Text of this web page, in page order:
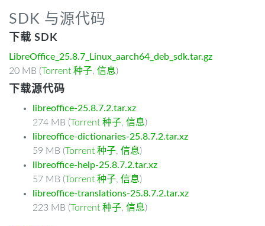
SDK 与源代码
下载 SDK
LibreOffice_25.8.7_Linux_aarch64_deb_sdk.tar.gz
20 MB (Torrent 种子, 信息)
下载源代码
libreoffice-25.8.7.2.tar.xz
274 MB (Torrent 种子, 信息)
libreoffice-dictionaries-25.8.7.2.tar.xz
59 MB (Torrent 种子, 信息)
libreoffice-help-25.8.7.2.tar.xz
57 MB (Torrent 种子, 信息)
libreoffice-translations-25.8.7.2.tar.xz
223 MB (Torrent 种子, 信息)